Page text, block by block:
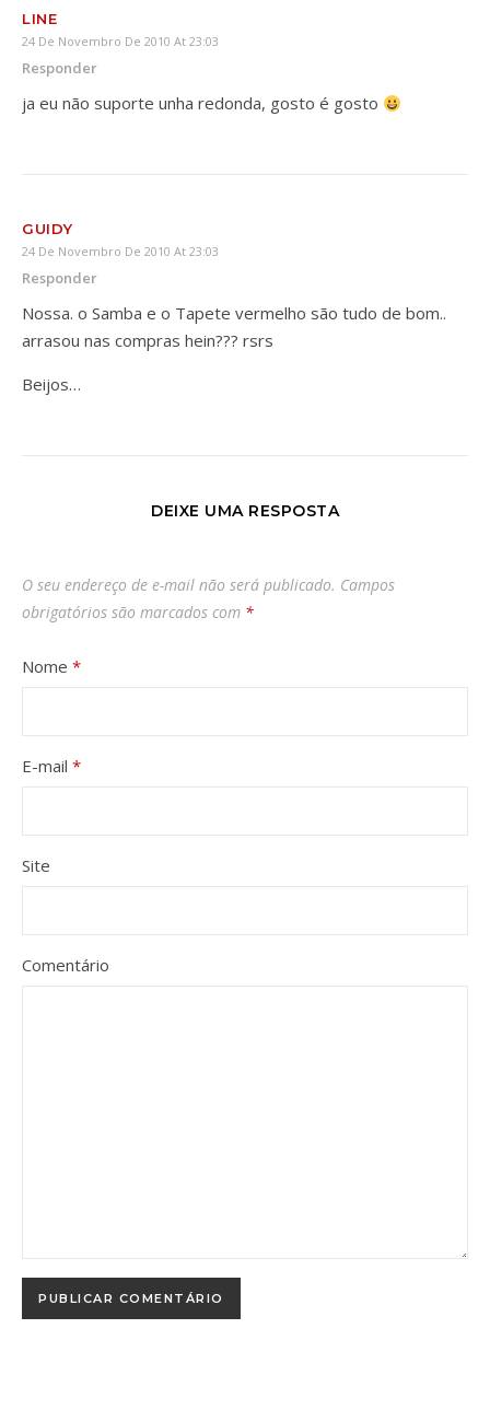
LINE
24 De Novembro De 2010 At 23:03
Responder
ja eu não suporte unha redonda, gosto é gosto
GUIDY
24 De Novembro De 2010 At 23:03
Responder
Nossa. o Samba e o Tapete vermelho são tudo de bom..
arrasou nas compras hein??? rsrs
Beijos…
DEIXE UMA RESPOSTA
O seu endereço de e-mail não será publicado. Campos
obrigatórios são marcados com *
Nome *
E-mail *
Site
Comentário